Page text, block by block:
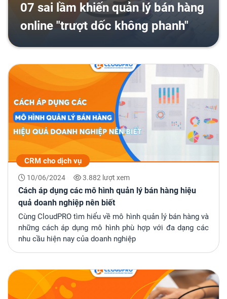
07 sai lầm khiến quản lý bán hàng
online "trượt dốc không phanh"
CRM cho dịch vụ
10/06/2024 3.882 lượt xem
Cách áp dụng các mô hình quản lý bán hàng hiệu
quả doanh nghiệp nên biết
Cùng CloudPRO tìm hiểu về mô hình quản lý bán hàng và
những cách áp dụng mô hình phù hợp với đa dạng các
nhu cầu hiện nay của doanh nghiệp